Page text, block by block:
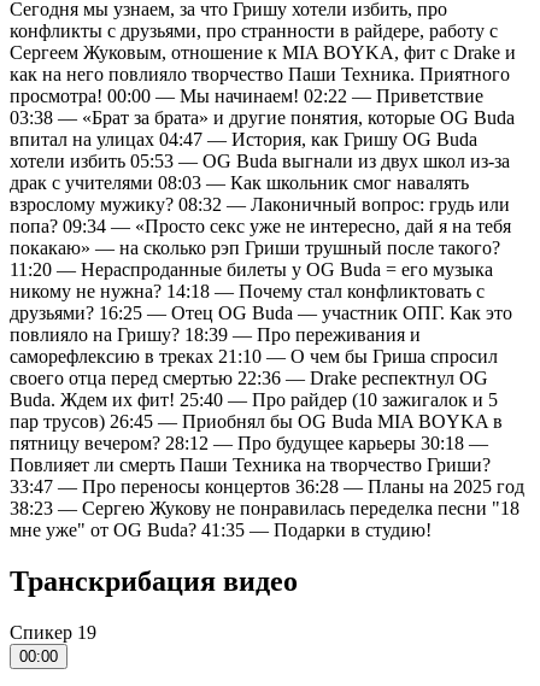
Сегодня мы узнаем, за что Гришу хотели избить, про
конфликты с друзьями, про странности в райдере, работу с
Сергеем Жуковым, отношение к MIA BOYKA, фит с Drake и
как на него повлияло творчество Паши Техника. Приятного
просмотра! 00:00 — Мы начинаем! 02:22 — Приветствие
03:38 — «Брат за брата» и другие понятия, которые OG Buda
впитал на улицах 04:47 — История, как Гришу OG Buda
хотели избить 05:53 — OG Buda выгнали из двух школ из-за
драк с учителями 08:03 — Как школьник смог навалять
взрослому мужику? 08:32 — Лаконичный вопрос: грудь или
попа? 09:34 — «Просто секс уже не интересно, дай я на тебя
покакаю» — на сколько рэп Гриши трушный после такого?
11:20 — Нераспроданные билеты у OG Buda = его музыка
никому не нужна? 14:18 — Почему стал конфликтовать с
друзьями? 16:25 — Отец OG Buda — участник ОПГ. Как это
повлияло на Гришу? 18:39 — Про переживания и
саморефлексию в треках 21:10 — О чем бы Гриша спросил
своего отца перед смертью 22:36 — Drake респектнул OG
Buda. Ждем их фит! 25:40 — Про райдер (10 зажигалок и 5
пар трусов) 26:45 — Приобнял бы OG Buda MIA BOYKA в
пятницу вечером? 28:12 — Про будущее карьеры 30:18 —
Повлияет ли смерть Паши Техника на творчество Гриши?
33:47 — Про переносы концертов 36:28 — Планы на 2025 год
38:23 — Сергею Жукову не понравилась переделка песни "18
мне уже" от OG Buda? 41:35 — Подарки в студию!
Транскрибация видео
Спикер 19
00:00